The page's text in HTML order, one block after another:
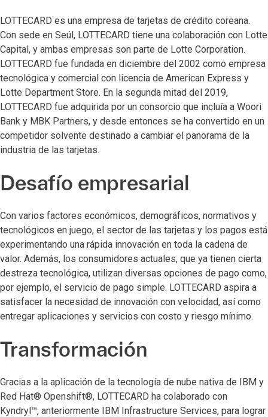
LOTTECARD es una empresa de tarjetas de crédito coreana.
Con sede en Seúl, LOTTECARD tiene una colaboración con Lotte
Capital, y ambas empresas son parte de Lotte Corporation.
LOTTECARD fue fundada en diciembre del 2002 como empresa
tecnológica y comercial con licencia de American Express y
Lotte Department Store. En la segunda mitad del 2019,
LOTTECARD fue adquirida por un consorcio que incluía a Woori
Bank y MBK Partners, y desde entonces se ha convertido en un
competidor solvente destinado a cambiar el panorama de la
industria de las tarjetas.
Desafío empresarial
Con varios factores económicos, demográficos, normativos y
tecnológicos en juego, el sector de las tarjetas y los pagos está
experimentando una rápida innovación en toda la cadena de
valor. Además, los consumidores actuales, que ya tienen cierta
destreza tecnológica, utilizan diversas opciones de pago como,
por ejemplo, el servicio de pago simple. LOTTECARD aspira a
satisfacer la necesidad de innovación con velocidad, así como
entregar aplicaciones y servicios con costo y riesgo mínimo.
Transformación
Gracias a la aplicación de la tecnología de nube nativa de IBM y
Red Hat® Openshift®, LOTTECARD ha colaborado con
Kyndryl™, anteriormente IBM Infrastructure Services, para lograr